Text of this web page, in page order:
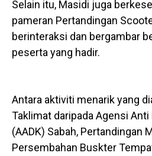
Selain itu, Masidi juga
pameran Pertandingan
berinteraksi dan bergambar
peserta yang hadir.
Antara aktiviti menarik yang
Taklimat daripada Agensi Anti
(AADK) Sabah, Pertandingan
Persembahan Buskter